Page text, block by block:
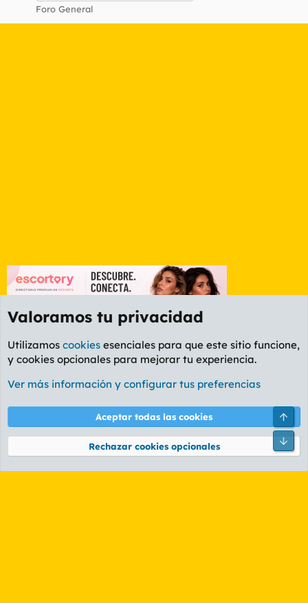
Foro General
Etiquetas
Cookies
PL OLDSTYLE AMARILLO
Términos y reglas Política de privacidad Ayuda
Community platform by XenForo® © 2010-2026 XenForo Ltd.
Valoramos tu privacidad
Utilizamos cookies esenciales para que este sitio funcione,
y cookies opcionales para mejorar tu experiencia.
Ver más información y configurar tus preferencias
Aceptar todas las cookies
Rechazar cookies opcionales
Pie